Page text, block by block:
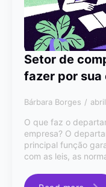
Setor de
fazer por sua
Bárbara Borges
O que faz o
empresa? O
principal função
com as leis, as